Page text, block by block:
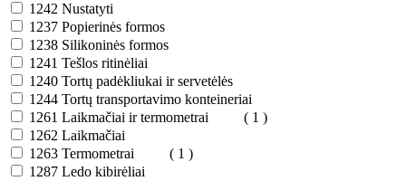
1242 Nustatyti
1237 Popierinės formos
1238 Silikoninės formos
1241 Tešlos ritinėliai
1240 Tortų padėkliukai ir servetėlės
1244 Tortų transportavimo konteineriai
1261 Laikmačiai ir termometrai
( 1 )
1262 Laikmačiai
1263 Termometrai
( 1 )
1287 Ledo kibirėliai